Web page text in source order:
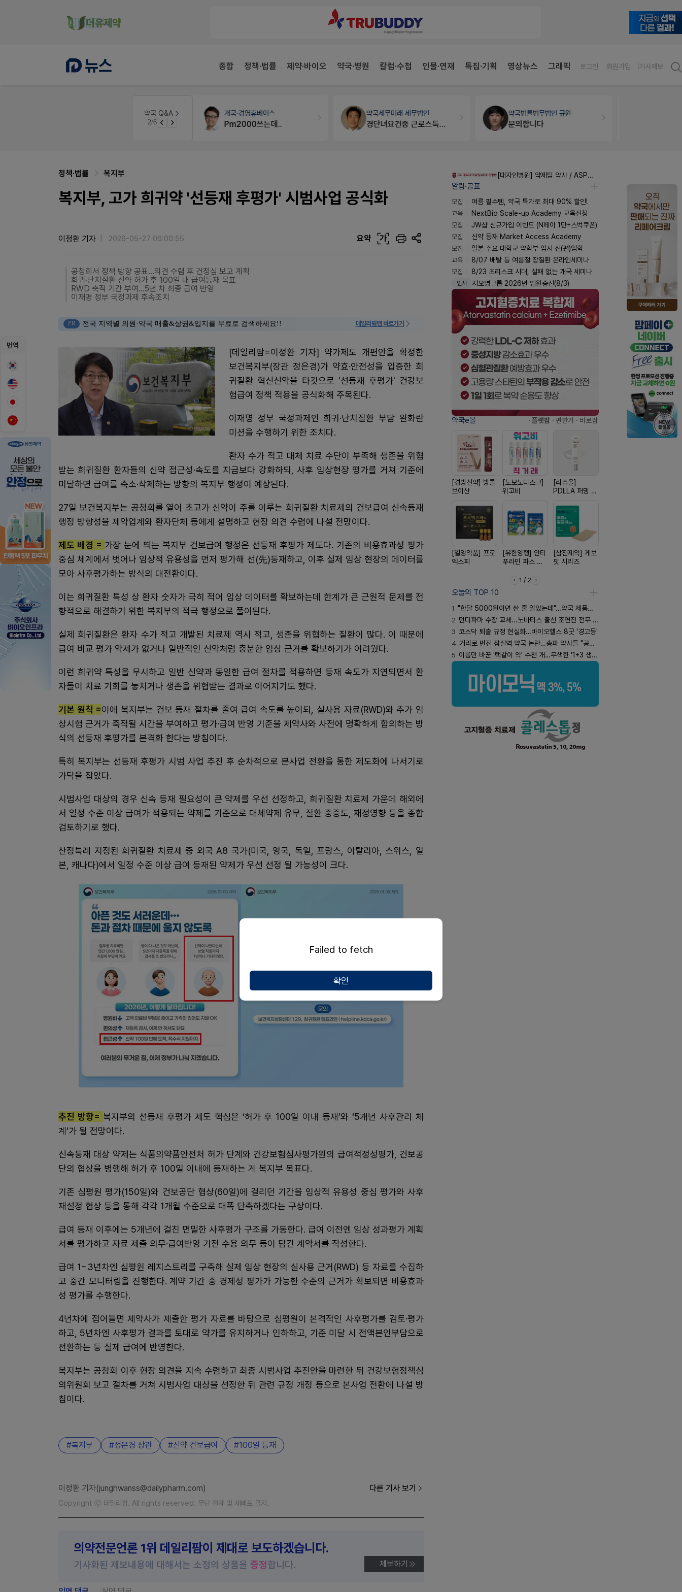
종합 정책·법률 제약·바이오 약국·병원 칼럼·수첩 인물·연재 특집·기획 영상뉴스 그래픽 로그인 회원가입 기사제보
약국 Q&A
3/6 노동자의 날 수당계산은 어떻게 되나요
개국·경영휴베이스
Pm2000쓰는데..
약국세무미래 세무법인
경단녀요건중 근로스득원천징수액
약국법률법무법인 규원
문의합니다
번역
정책·법률 복지부
복지부, 고가 희귀약 '선등재 후평가' 시범사업 공식화
이정환 기자 2026-05-27 06:00:55 요약 가
공청회서 정책 방향 공표…의견 수렴 후 건정심 보고 계획
희귀·난치질환 신약 허가 후 100일 내 급여등재 목표
RWD 축적 기간 부여…5년 차 최종 급여 반영
이재명 정부 국정과제 후속조치
PR 전국 지역별 의원·약국 매출&상권&입지를 무료로 검색하세요!! 데일리팜맵 바로가기
[데일리팜=이정환 기자] 약가제도 개편안을 확정한
보건복지부(장관 정은경)가 약효·안전성을 입증한 희
귀질환 혁신신약을 타깃으로 '선등재 후평가' 건강보
험급여 정책 적용을 공식화해 주목된다.
이재명 정부 국정과제인 희귀·난치질환 부담 완화란
미션을 수행하기 위한 조치다.
환자 수가 적고 대체 치료 수단이 부족해 생존을 위협
받는 희귀질환 환자들의 신약 접근성·속도를 지금보다 강화하되, 사후 임상현장 평가를 거쳐 기준에
미달하면 급여를 축소·삭제하는 방향의 복지부 행정이 예상된다.
27일 보건복지부는 공청회를 열어 초고가 신약이 주를 이루는 희귀질환 치료제의 건보급여 신속등재
행정 방향성을 제약업계와 환자단체 등에게 설명하고 현장 의견 수렴에 나설 전망이다.
제도 배경 = 가장 눈에 띄는 복지부 건보급여 행정은 선등재 후평가 제도다. 기존의 비용효과성 평가
중심 체계에서 벗어나 임상적 유용성을 먼저 평가해 선(先)등재하고, 이후 실제 임상 현장의 데이터를
모아 사후평가하는 방식의 대전환이다.
이는 희귀질환 특성 상 환자 숫자가 극히 적어 임상 데이터를 확보하는데 한계가 큰 근원적 문제를 전
향적으로 해결하기 위한 복지부의 적극 행정으로 풀이된다.
실제 희귀질환은 환자 수가 적고 개발된 치료제 역시 적고, 생존을 위협하는 질환이 많다. 이 때문에
급여 비교 평가 약제가 없거나 일반적인 신약처럼 충분한 임상 근거를 확보하기가 어려웠다.
이런 희귀약 특성을 무시하고 일반 신약과 동일한 급여 절차를 적용하면 등재 속도가 지연되면서 환
자들이 치료 기회를 놓치거나 생존을 위협받는 결과로 이어지기도 했다.
기본 원칙 =이에 복지부는 건보 등재 절차를 줄여 급여 속도를 높이되, 실사용 자료(RWD)와 추가 임
상시험 근거가 축적될 시간을 부여하고 평가·급여 반영 기준을 제약사와 사전에 명확하게 합의하는 방
식의 선등재 후평가를 본격화 한다는 방침이다.
특히 복지부는 선등재 후평가 시범 사업 추진 후 순차적으로 본사업 전환을 통한 제도화에 나서기로
가닥을 잡았다.
시범사업 대상의 경우 신속 등재 필요성이 큰 약제를 우선 선정하고, 희귀질환 치료제 가운데 해외에
서 일정 수준 이상 급여가 적용되는 약제를 기준으로 대체약제 유무, 질환 중증도, 재정영향 등을 종합
검토하기로 했다.
산정특례 지정된 희귀질환 치료제 중 외국 A8 국가(미국, 영국, 독일, 프랑스, 이탈리아, 스위스, 일
본, 캐나다)에서 일정 수준 이상 급여 등재된 약제가 우선 선정 될 가능성이 크다.
추진 방향= 복지부의 선등재 후평가 제도 핵심은 ‘허가 후 100일 이내 등재’와 ‘5개년 사후관리 체
계’가 될 전망이다.
신속등재 대상 약제는 식품의약품안전처 허가 단계와 건강보험심사평가원의 급여적정성평가, 건보공
단의 협상을 병행해 허가 후 100일 이내에 등재하는 게 복지부 목표다.
기존 심평원 평가(150일)와 건보공단 협상(60일)에 걸리던 기간을 임상적 유용성 중심 평가와 사후
재설정 협상 등을 통해 각각 1개월 수준으로 대폭 단축하겠다는 구상이다.
급여 등재 이후에는 5개년에 걸친 면밀한 사후평가 구조를 가동한다. 급여 이전엔 임상 성과평가 계획
서를 평가하고 자료 제출 의무·급여반영 기전 수용 의무 등이 담긴 계약서를 작성한다.
급여 1~3년차엔 심평원 레지스트리를 구축해 실제 임상 현장의 실사용 근거(RWD) 등 자료를 수집하
고 중간 모니터링을 진행한다. 계약 기간 중 경제성 평가가 가능한 수준의 근거가 확보되면 비용효과
성 평가를 수행한다.
4년차에 접어들면 제약사가 제출한 평가 자료를 바탕으로 심평원이 본격적인 사후평가를 검토·평가
하고, 5년차엔 사후평가 결과를 토대로 약가를 유지하거나 인하하고, 기준 미달 시 전액본인부담으로
전환하는 등 실제 급여에 반영한다.
복지부는 공청회 이후 현장 의견을 지속 수렴하고 최종 시범사업 추진안을 마련한 뒤 건강보험정책심
의위원회 보고 절차를 거쳐 시범사업 대상을 선정한 뒤 관련 규정 개정 등으로 본사업 전환에 나설 방
침이다.
복지부 정은경 장관 신약 건보급여 100일 등재
이정환 기자(junghwanss@dailypharm.com) 다른 기사 보기
Copyright ⓒ 데일리팜. All rights reserved. 무단 전재 및 재배포 금지.
의약전문언론 1위 데일리팜이 제대로 보도하겠습니다.
기사화된 제보내용에 대해서는 소정의 상품을 증정합니다. 제보하기
[대자인병원] 약제팀 약사 / ASP팀 감염전문약사 모집
알림·공표
모집
여름 필수템, 약국 특가로 최대 90% 할인!
교육
NextBio Scale-up Academy 교육신청
모집
JW샵 신규가입 이벤트 (N페이 1만+스벅쿠폰)
모집
신약 등재 Market Access Academy
모집
일본 주요 대학교 약학부 입시 신(편)입학
교육
8/07 배탈 등 여름철 장질환 온라인세미나
모집
8/23 초리스크 시대, 실패 없는 개국 세미나
인사 지오영그룹 2026년 임원승진(8/3)
약국e몰 · 플랫팜 · 편한가 · 바로팜
[경방신약] 방콜
브이산
[노보노디스크]
위고비
[리쥬올]
PDLLA 퍼밍 크
[일양약품] 프로
엑스피
[유한양행] 안티
푸라민 파스 시
[삼진제약] 게보
핏 시리즈
1 / 2
오늘의 TOP 10
1 "한달 5000원이면 싼 줄 알았는데"…약국 제품과 비교해보니
2 먼디파마 수장 교체...노바티스 출신 조연진 전무 내정
3 코스닥 퇴출 규정 현실화…바이오헬스 8곳 '경고등'
4 거리로 번진 잠실역 약국 논란…송파 약사들 "공공성 훼손"
5 이름만 바꾼 '택갈이 약' 수천 개…무색한 '1+3 생동'
Failed to fetch
확인